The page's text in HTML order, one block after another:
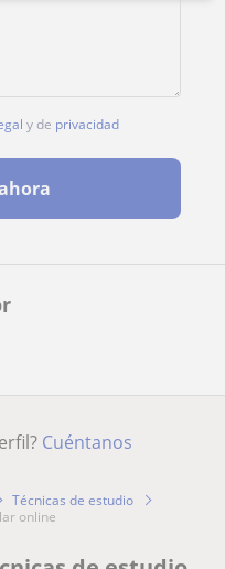
y de privacidad
Cuéntanos
Técnicas de estudio
online